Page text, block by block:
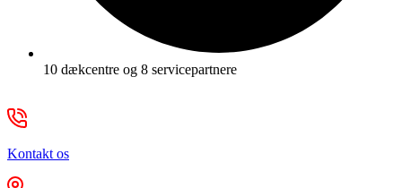
10 dækcentre og 8 servicepartnere
Kontakt os